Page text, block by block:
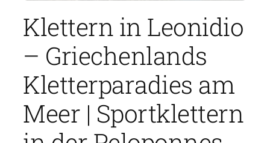
Klettern in Leonidio
– Griechenlands
Kletterparadies am
Meer | Sportklettern